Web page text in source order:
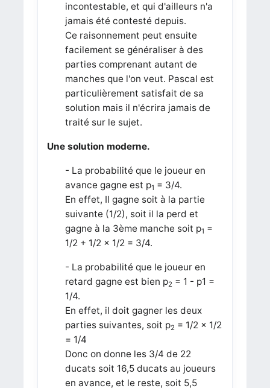
incontestable, et qui d'ailleurs n'a
jamais été contesté depuis.
Ce raisonnement peut ensuite
facilement se généraliser à des
parties comprenant autant de
manches que l'on veut. Pascal est
particulièrement satisfait de sa
solution mais il n'écrira jamais de
traité sur le sujet.
Une solution moderne.
- La probabilité que le joueur en
avance gagne est p1 = 3/4.
En effet, Il gagne soit à la partie
suivante (1/2), soit il la perd et
gagne à la 3ème manche soit p1 =
1/2 + 1/2 × 1/2 = 3/4.
- La probabilité que le joueur en
retard gagne est bien p2 = 1 - p1 =
1/4.
En effet, il doit gagner les deux
parties suivantes, soit p2 = 1/2 × 1/2
= 1/4
Donc on donne les 3/4 de 22
ducats soit 16,5 ducats au joueurs
en avance, et le reste, soit 5,5